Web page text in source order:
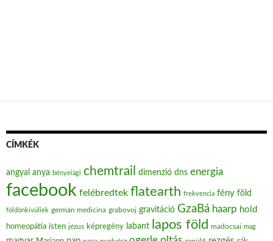
CÍMKÉK
angyal anya bényeiági chemtrail dimenzió dns energia
facebook felébredtek flatearth frekvencia fény föld
földönkívüliek germán medicina grabovoj gravitáció GzaBá haarp hold
homeopátia isten jézus képregény labant lapos föld madocsai mag